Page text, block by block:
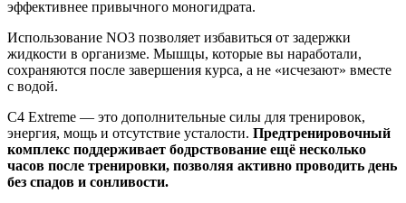
эффективнее привычного моногидрата.
Использование NO3 позволяет избавиться от задержки
жидкости в организме. Мышцы, которые вы наработали,
сохраняются после завершения курса, а не «исчезают» вместе
с водой.
C4 Extreme — это дополнительные силы для тренировок,
энергия, мощь и отсутствие усталости. Предтренировочный
комплекс поддерживает бодрствование ещё несколько
часов после тренировки, позволяя активно проводить день
без спадов и сонливости.